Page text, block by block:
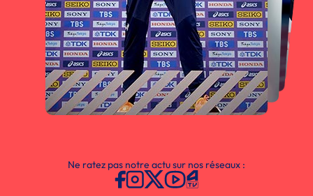
Ne ratez pas notre actu sur nos réseaux :